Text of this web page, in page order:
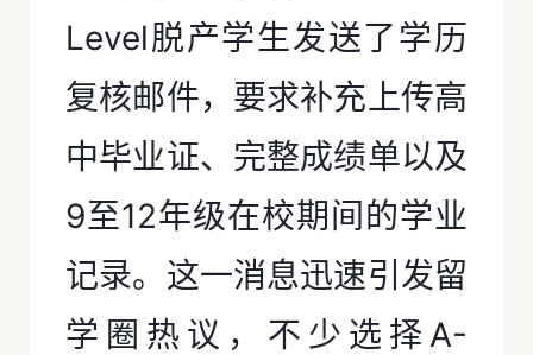
Level脱产学生发送了学历
复核邮件，要求补充上传高
中毕业证、完整成绩单以及
9至12年级在校期间的学业
记录。这一消息迅速引发留
学圈热议，不少选择A-